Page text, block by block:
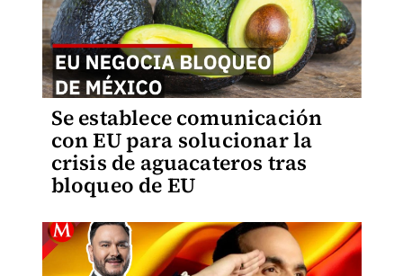
Se establece comunicación
con EU para solucionar la
crisis de aguacateros tras
bloqueo de EU